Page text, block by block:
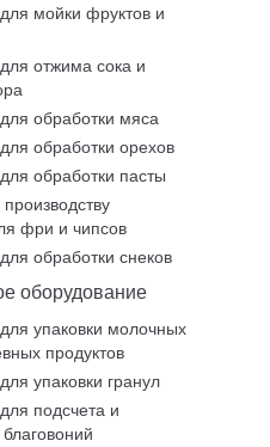
мойки фруктов и
отжима сока и
обработки мяса
обработки орехов
обработки пасты
фри и чипсов
обработки снеков
оборудование
упаковки молочных
продуктов
упаковки гранул
подсчета и